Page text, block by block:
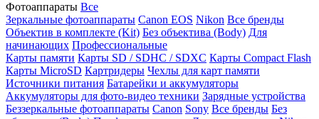
Фотоаппараты Все
Зеркальные фотоаппараты Canon EOS Nikon Все бренды
Объектив в комплекте (Kit) Без объектива (Body) Для
начинающих Профессиональные
Карты памяти Карты SD / SDHC / SDXC Карты Compact Flash
Карты MicroSD Картридеры Чехлы для карт памяти
Источники питания Батарейки и аккумуляторы
Аккумуляторы для фото-видео техники Зарядные устройства
Беззеркальные фотоаппараты Canon Sony Все бренды Без